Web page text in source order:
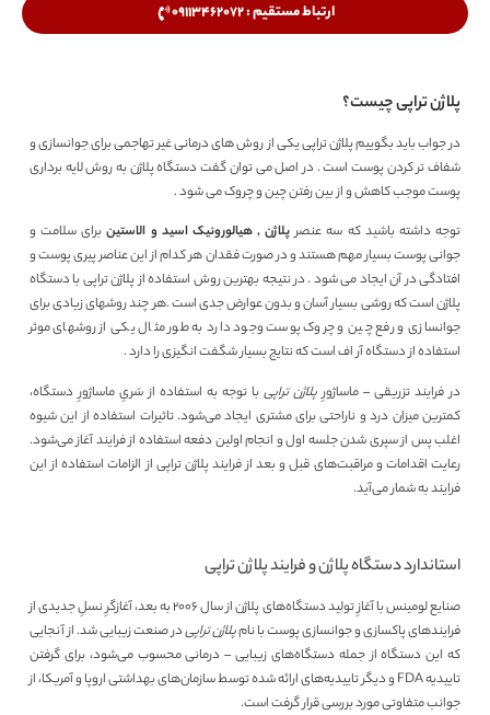
ارتباط مستقیم : 09113462072
پلاژن تراپی چیست؟
در جواب باید بگوییم پلاژن تراپی یکی از روش های درمانی غیر تهاجمی برای جوانسازی و
شفاف تر کردن پوست است . در اصل می توان گفت دستگاه پلاژن به روش لایه برداری
پوست موجب کاهش و از بین رفتن چین و چروک می شود .
توجه داشته باشید که سه عنصرپلاژن , هیالورونیک اسید و الاستینبرای سلامت و
جوانی پوست بسیار مهم هستند و در صورت فقدان هر کدام از این عناصر پیری پوست و
افتادگی در آن ایجاد می شود . در نتیجه بهترین روش استفاده از پلاژن تراپی با دستگاه
پلاژن است که روشی بسیار آسان و بدون عوارض جدی است .هر چند روشهای زیادی برای
جوانسازی و رفع چین و چروک پوست وجود دارد به طور مثال یکی از روشهای موثر
استفاده از دستگاه آر اف است که نتایج بسیار شگفت انگیزی را دارد .
در فرایند تزریقی – ماساژورِپلاژن تراپی با توجه به استفاده از سَریِ ماساژورِ دستگاه،
کمترین میزان درد و ناراحتی برای مشتری ایجاد می‌شود. تاثیرات استفاده از این شیوه
اغلب پس از سپری شدن جلسه اول و انجام اولین دفعه استفاده از فرایند آغاز می‌شود.
رعایت اقدامات و مراقبت‌های قبل و بعد از فرایند پلاژن تراپی از الزامات استفاده از این
فرایند به شمار می‌آید.
استاندارد دستگاه پلاژن و فرایند پلاژن تراپی
صنایع لومینس با آغازِ تولید دستگاه‌های پلاژن از سال ۲۰۰۶ به بعد، آغازگرِ نسلِ جدیدی از
فرایند‌های پاکسازی و جوانسازی پوست با نامپلاژن تراپیدر صنعت زیبایی شد. از آنجایی
که این دستگاه از جمله دستگاه‌های زیبایی – درمانی محسوب می‌شود، برای گرفتن
تاییدیه FDA و دیگر تاییدیه‌های ارائه شده توسط سازمان‌های بهداشتی اروپا و آمریکا، از
جوانب متفاوتی مورد بررسی قرار گرفت است.